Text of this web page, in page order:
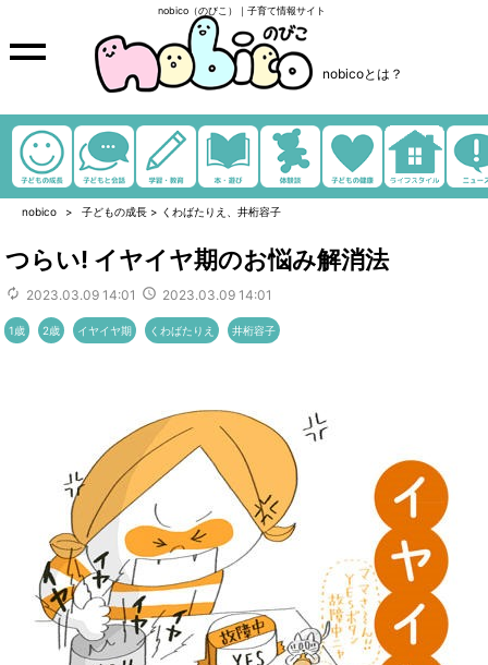
nobico（のびこ）｜子育て情報サイト
nobicoとは？
nobico 子どもの成長 > くわばたりえ、井桁容子
つらい! イヤイヤ期のお悩み解消法
2023.03.09 14:01 2023.03.09 14:01
1歳 2歳 イヤイヤ期 くわばたりえ 井桁容子